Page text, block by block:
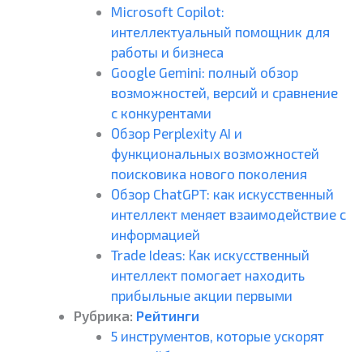
Microsoft Copilot:
интеллектуальный помощник для
работы и бизнеса
Google Gemini: полный обзор
возможностей, версий и сравнение
с конкурентами
Обзор Perplexity AI и
функциональных возможностей
поисковика нового поколения
Обзор ChatGPT: как искусственный
интеллект меняет взаимодействие с
информацией
Trade Ideas: Как искусственный
интеллект помогает находить
прибыльные акции первыми
Рубрика: Рейтинги
5 инструментов, которые ускорят